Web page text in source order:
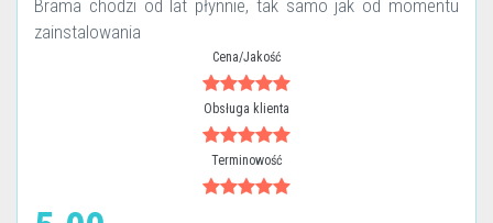
Brama chodzi od lat płynnie, tak samo jak od momentu
zainstalowania
Cena/Jakość
Obsługa klienta
Terminowość